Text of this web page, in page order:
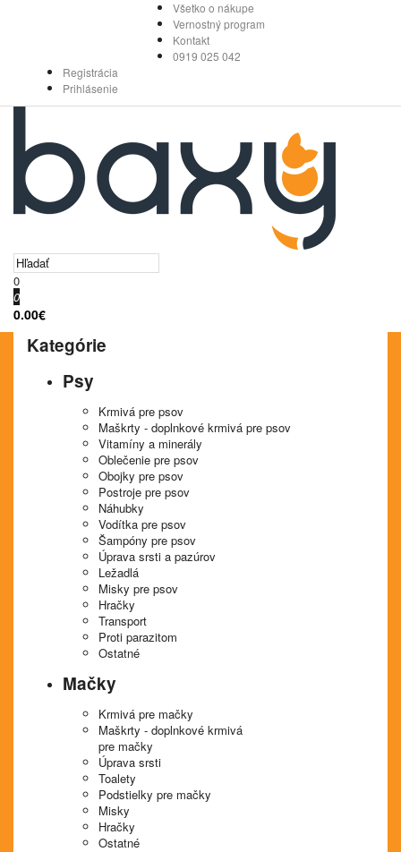
Všetko o nákupe
Vernostný program
Kontakt
0919 025 042
Registrácia
Prihlásenie
0
0
0.00€
Kategórie
Psy
Krmivá pre psov
Maškrty - doplnkové krmivá pre psov
Vitamíny a minerály
Oblečenie pre psov
Obojky pre psov
Postroje pre psov
Náhubky
Vodítka pre psov
Šampóny pre psov
Úprava srsti a pazúrov
Ležadlá
Misky pre psov
Hračky
Transport
Proti parazitom
Ostatné
Mačky
Krmivá pre mačky
Maškrty - doplnkové krmivá
pre mačky
Úprava srsti
Toalety
Podstielky pre mačky
Misky
Hračky
Ostatné